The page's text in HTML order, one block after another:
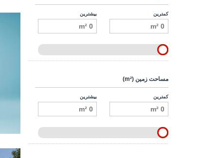
کمترین بیشترین
مساحت زمین (m²)
کمترین بیشترین